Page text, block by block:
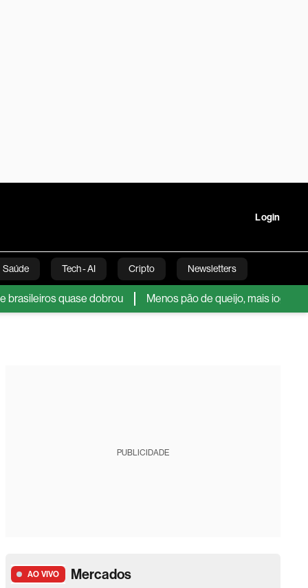
Login
Saúde Tech - AI Cripto Newsletters
Linha Executiva Opinião Vídeos
quase dobrou Menos pão de queijo, mais iogurte:
PUBLICIDADE
AO VIVO Mercados